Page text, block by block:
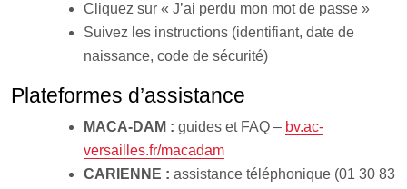
Cliquez sur « J’ai perdu mon mot de passe »
Suivez les instructions (identifiant, date de
naissance, code de sécurité)
Plateformes d’assistance
MACA-DAM : guides et FAQ – bv.ac-
versailles.fr/macadam
CARIENNE : assistance téléphonique (01 30 83